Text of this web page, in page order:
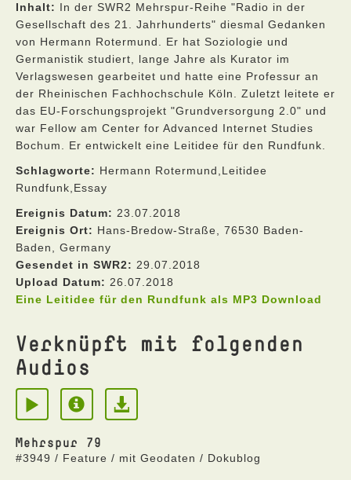
Inhalt: In der SWR2 Mehrspur-Reihe "Radio in der
Gesellschaft des 21. Jahrhunderts" diesmal Gedanken
von Hermann Rotermund. Er hat Soziologie und
Germanistik studiert, lange Jahre als Kurator im
Verlagswesen gearbeitet und hatte eine Professur an
der Rheinischen Fachhochschule Köln. Zuletzt leitete er
das EU-Forschungsprojekt "Grundversorgung 2.0" und
war Fellow am Center for Advanced Internet Studies
Bochum. Er entwickelt eine Leitidee für den Rundfunk.
Schlagworte: Hermann Rotermund,Leitidee
Rundfunk,Essay
Ereignis Datum: 23.07.2018
Ereignis Ort: Hans-Bredow-Straße, 76530 Baden-
Baden, Germany
Gesendet in SWR2: 29.07.2018
Upload Datum: 26.07.2018
Eine Leitidee für den Rundfunk als MP3 Download
Verknüpft mit folgenden
Audios
Mehrspur 79
#3949 / Feature / mit Geodaten / Dokublog